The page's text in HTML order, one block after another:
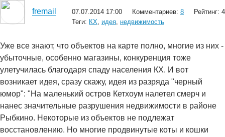
fremail 07.07.2014 17:00 Комментариев: 8
Рейтинг: 4
Теги: КХ, идея, недвижимость
Уже все знают, что объектов на карте полно, многие из них -
убыточные, особенно магазины, конкуренция тоже
улетучилась благодаря спаду населения КХ. И вот
возникает идея, сразу скажу, идея из разряда "черный
юмор": "На маленький остров Кетхоум налетел смерч и
нанес значительные разрушения недвижимости в районе
Рыбкино. Некоторые из объектов не подлежат
восстановлению. Но многие продвинутые коты и кошки